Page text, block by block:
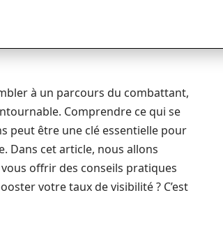
à un parcours du combattant,
Comprendre ce qui se
peut être une clé essentielle pour
Dans cet article, nous allons
offrir des conseils pratiques
votre taux de visibilité ? C’est